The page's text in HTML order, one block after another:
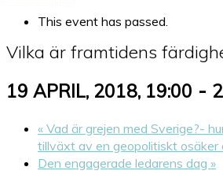
This event has passed.
Vilka är framtidens
19 APRIL, 2018, 19:00 -
« Vad är grejen med Sverige?-
tillväxt av en geopolitiskt osäker
Den engagerade ledarens dag »